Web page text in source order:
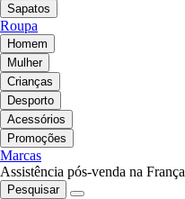
Sapatos
Roupa
Homem
Mulher
Crianças
Desporto
Acessórios
Promoções
Marcas
Assistência pós-venda na França
Pesquisar